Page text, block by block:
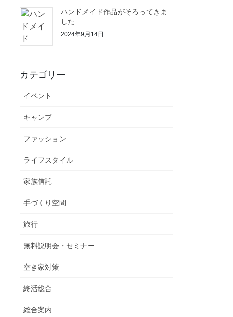
ハンドメイド作品がそろってきま
した
2024年9月14日
カテゴリー
イベント
キャンプ
ファッション
ライフスタイル
家族信託
手づくり空間
旅行
無料説明会・セミナー
空き家対策
終活総合
総合案内